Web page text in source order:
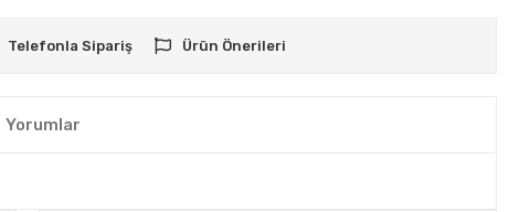
Telefonla Sipariş Ürün Önerileri
Yorumlar